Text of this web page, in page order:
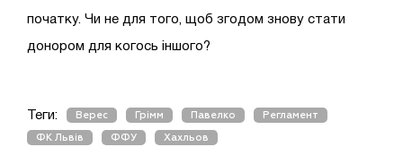
початку. Чи не для того, щоб згодом знову стати
донором для когось іншого?
Теги: Верес Грімм Павелко Регламент
ФК Львів ФФУ Хахльов